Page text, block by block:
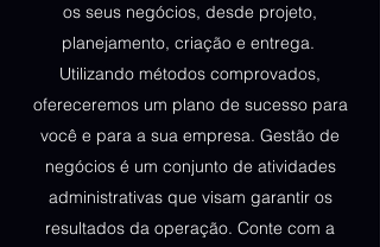
os seus negócios, desde projeto,
planejamento, criação e entrega.
Utilizando métodos comprovados,
ofereceremos um plano de sucesso para
você e para a sua empresa. Gestão de
negócios é um conjunto de atividades
administrativas que visam garantir os
resultados da operação. Conte com a